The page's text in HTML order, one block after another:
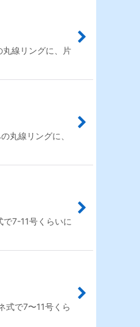
線リングに、片
丸線リングに、
7-11号くらいに
式で7〜11号くら